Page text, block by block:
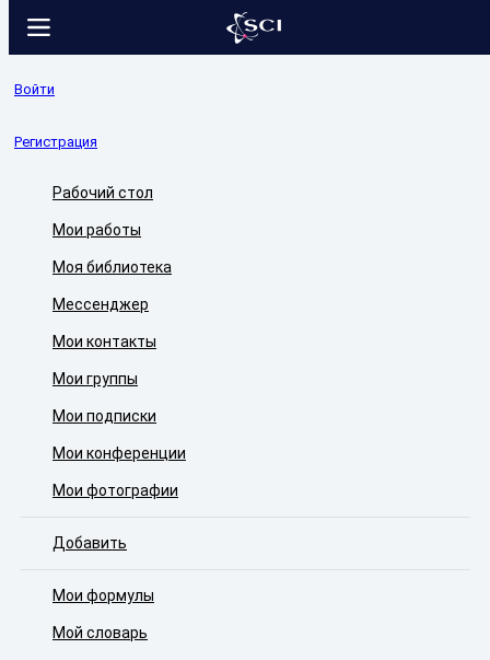
Войти
Регистрация
Рабочий стол
Мои работы
Моя библиотека
Мессенджер
Мои контакты
Мои группы
Мои подписки
Мои конференции
Мои фотографии
Добавить
Мои формулы
Мой словарь